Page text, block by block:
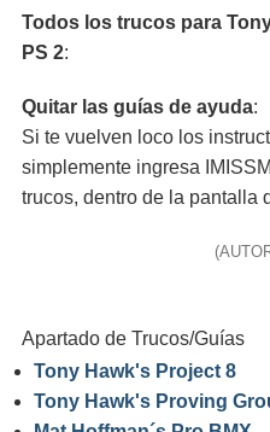
Todos los trucos para
PS 2:
Quitar las guías de ayuda:
Si te vuelven loco los
simplemente ingresa
trucos, dentro de la pantalla
Apartado de Trucos/Guías
Tony Hawk's Project 8
Tony Hawk's Proving